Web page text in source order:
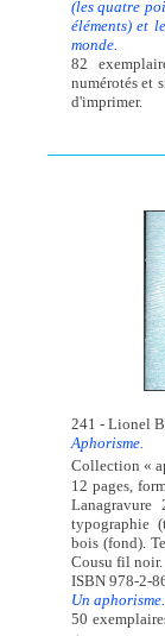
(les quatre
éléments) et
monde.
82
numérotés et
d'imprimer.
241 - Lionel
Aphorisme.
Collection «
12 pages,
typographie
bois (fond).
Cousu fil noir.
ISBN 978-2-
Un aphorisme.
50